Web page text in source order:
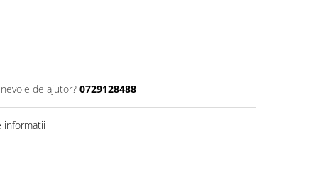
de ajutor? 0729128488
informatii